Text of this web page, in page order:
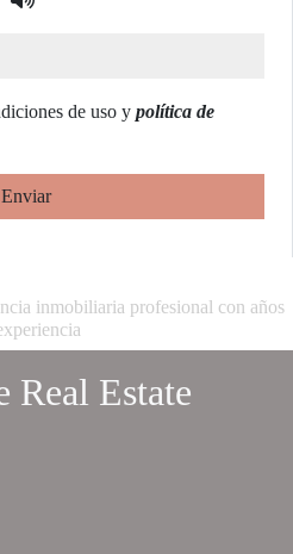
de uso y política de
Enviar
inmobiliaria profesional con años
Real Estate